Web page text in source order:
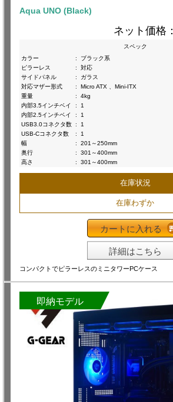
Aqua UNO (Black)
ネット価格：
スペック
カラー
:
ブラック系
ピラーレス
:
対応
サイドパネル
:
ガラス
対応マザー形式
:
Micro ATX 、Mini-ITX
重量
:
4kg
内部3.5インチベイ
:
1
内部2.5インチベイ
:
1
USB3.0コネクタ数 :
1
USB-Cコネクタ数
:
1
幅
:
201～250mm
奥行
:
301～400mm
高さ
: 301～400mm
在庫状況
在庫わずか
カートに入れる
詳細はこちら
コンパクトでピラーレスのミニタワーPCケース
即納モデル